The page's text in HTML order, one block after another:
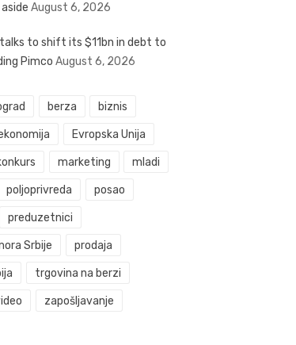
August 6, 2026
to shift its $11bn in debt to
Pimco August 6, 2026
berza biznis
Evropska Unija
marketing mladi
poljoprivreda posao
preduzetnici
Srbije prodaja
trgovina na berzi
zapošljavanje